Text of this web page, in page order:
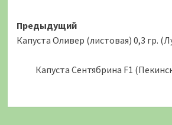
Навигация
записи
Предыдущий
Капуста Оливер (листовая) 0,3 гр.
Капуста Сентябрина F1